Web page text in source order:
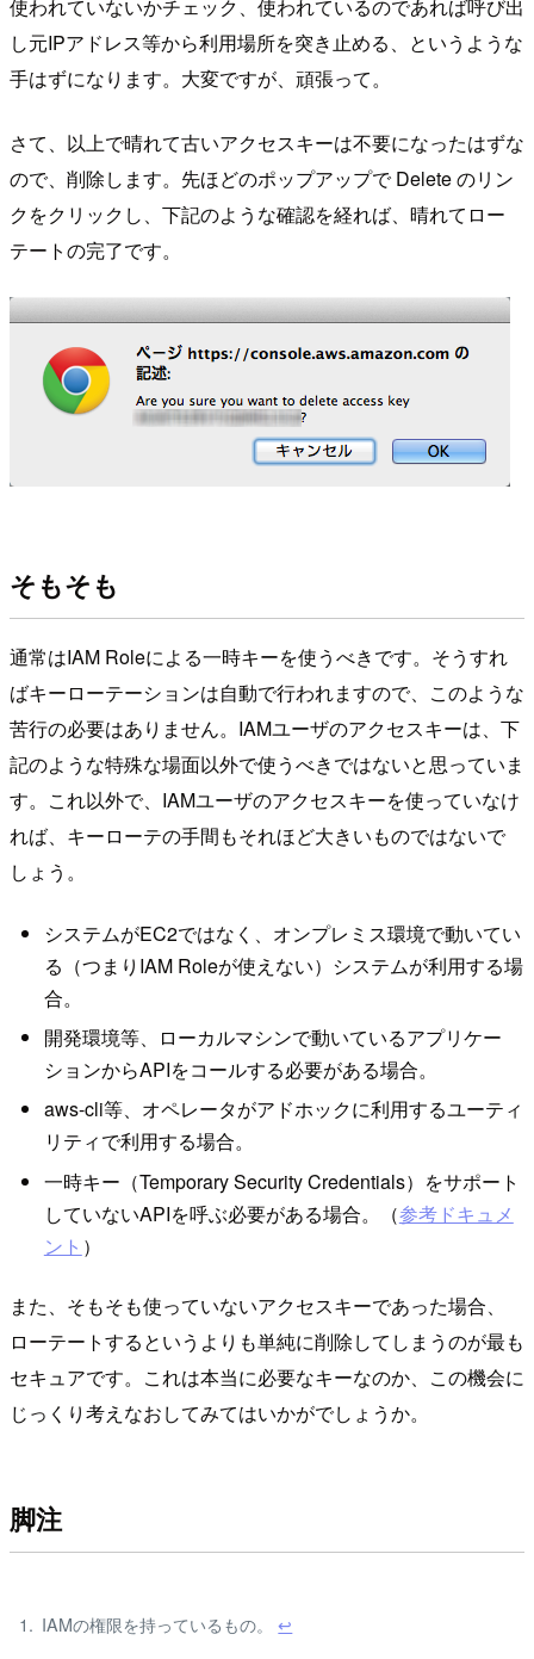
使われていないかチェック、使われているのであれば呼び出
し元IPアドレス等から利用場所を突き止める、というような
手はずになります。大変ですが、頑張って。
さて、以上で晴れて古いアクセスキーは不要になったはずな
ので、削除します。先ほどのポップアップで Delete のリン
クをクリックし、下記のような確認を経れば、晴れてロー
テートの完了です。
そもそも
通常はIAM Roleによる一時キーを使うべきです。そうすれ
ばキーローテーションは自動で行われますので、このような
苦行の必要はありません。IAMユーザのアクセスキーは、下
記のような特殊な場面以外で使うべきではないと思っていま
す。これ以外で、IAMユーザのアクセスキーを使っていなけ
れば、キーローテの手間もそれほど大きいものではないで
しょう。
システムがEC2ではなく、オンプレミス環境で動いてい
る（つまりIAM Roleが使えない）システムが利用する場
合。
開発環境等、ローカルマシンで動いているアプリケー
ションからAPIをコールする必要がある場合。
aws-cli等、オペレータがアドホックに利用するユーティ
リティで利用する場合。
一時キー（Temporary Security Credentials）をサポート
していないAPIを呼ぶ必要がある場合。（参考ドキュメ
ント ）
また、そもそも使っていないアクセスキーであった場合、
ローテートするというよりも単純に削除してしまうのが最も
セキュアです。これは本当に必要なキーなのか、この機会に
じっくり考えなおしてみてはいかがでしょうか。
脚注
IAMの権限を持っているもの。↩